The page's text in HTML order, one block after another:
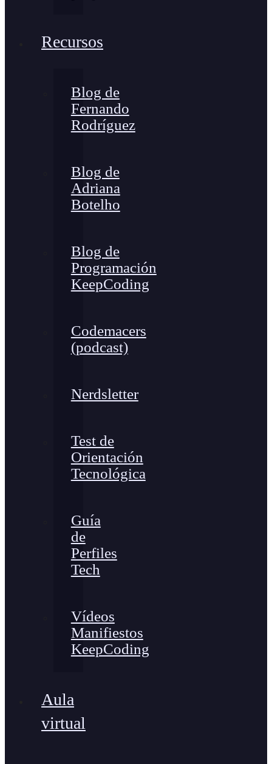
Recursos
Blog de
Fernando
Rodríguez
Blog de
Adriana
Botelho
Blog de
Programación
KeepCoding
Codemacers
(podcast)
Nerdsletter
Test de
Orientación
Tecnológica
Guía
de
Perfiles
Tech
Vídeos
Manifiestos
KeepCoding
Aula
virtual